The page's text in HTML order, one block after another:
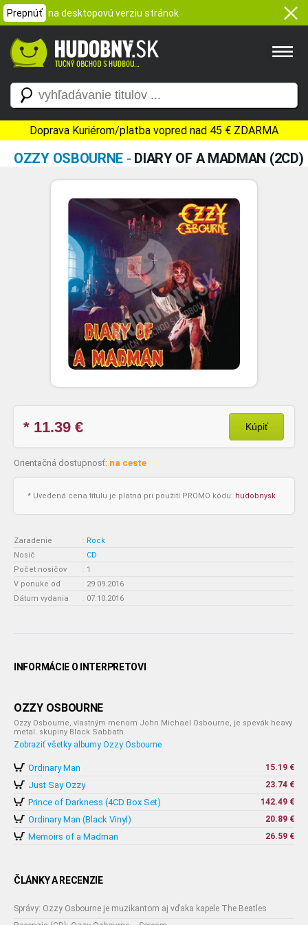
Prepnúť na desktopovú verziu stránok
Doprava Kuriérom/platba vopred nad 45 € ZDARMA
OZZY OSBOURNE - DIARY OF A MADMAN (2CD)
* 11.39 € Kúpiť
Orientačná dostupnosť: na ceste
* Uvedená cena titulu je platná pri použití PROMO kódu: hudobnysk
Zaradenie : Rock
Nosič
: CD
Počet nosičov
: 1
V ponuke od
: 29.09.2016
Dátum vydania
: 07.10.2016
INFORMÁCIE O INTERPRETOVI
OZZY OSBOURNE
Ozzy Osbourne, vlastným menom John Michael Osbourne, je spevák heavy
metal. skupiny Black Sabbath.
Zobraziť všetky albumy Ozzy Osbourne
Ordinary Man 15.19 €
Just Say Ozzy 23.74 €
Prince of Darkness (4CD Box Set) 142.49 €
Ordinary Man (Black Vinyl) 20.89 €
Memoirs of a Madman 26.59 €
ČLÁNKY A RECENZIE
Správy: Ozzy Osbourne je muzikantom aj vďaka kapele The Beatles